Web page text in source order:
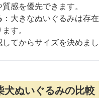
感を優先できます。
：大きなぬいぐるみは存在
す。
てからサイズを決めまし
犬ぬいぐるみの比較